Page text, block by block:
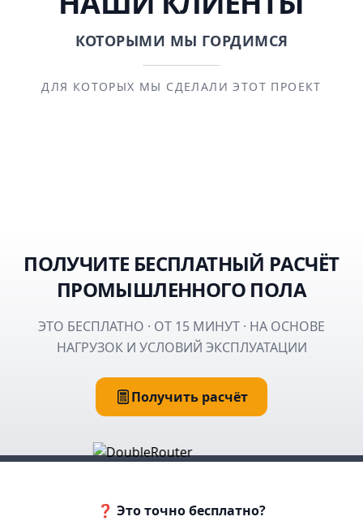
КОТОРЫМИ МЫ ГОРДИМСЯ
ДЛЯ КОТОРЫХ МЫ СДЕЛАЛИ ЭТОТ ПРОЕКТ
ПОЛУЧИТЕ БЕСПЛАТНЫЙ РАСЧЁТ
ПРОМЫШЛЕННОГО ПОЛА
ЭТО БЕСПЛАТНО · ОТ 15 МИНУТ · НА ОСНОВЕ
НАГРУЗОК И УСЛОВИЙ ЭКСПЛУАТАЦИИ
Получить расчёт
❓ Это точно бесплатно?